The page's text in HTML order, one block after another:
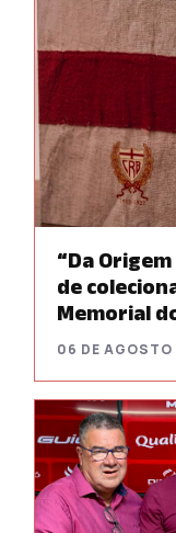
“Da
de
Memorial
06 DE AGOSTO